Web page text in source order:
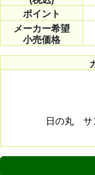
ポイント
メーカー希望
小売価格
日の丸 サ